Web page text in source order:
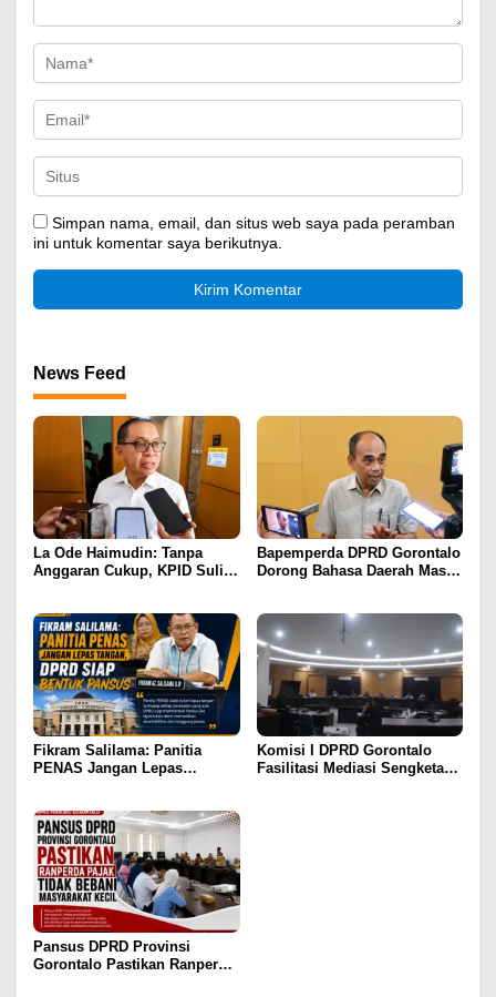
Simpan nama, email, dan situs web saya pada peramban
ini untuk komentar saya berikutnya.
News Feed
La Ode Haimudin: Tanpa
Anggaran Cukup, KPID Sulit
Bapemperda DPRD Gorontalo
Dorong Bahasa Daerah Masuk
Fikram Salilama: Panitia
PENAS Jangan Lepas
Komisi I DPRD Gorontalo
Fasilitasi Mediasi Sengketa
Pansus DPRD Provinsi
Gorontalo Pastikan Ranperda